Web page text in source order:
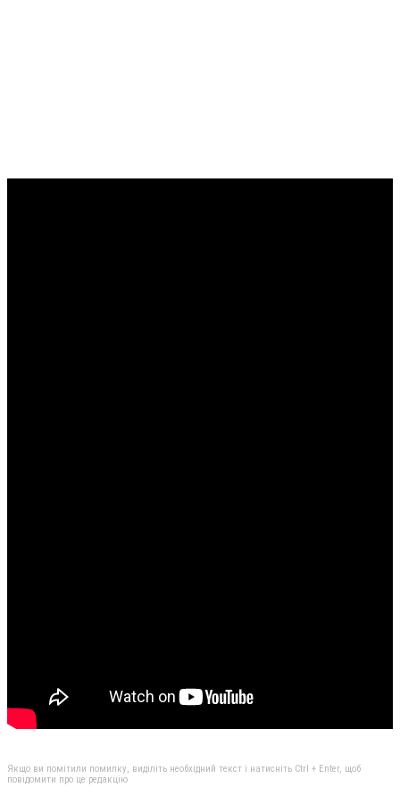
Якщо ви помітили помилку, виділіть необхідний текст і натисніть Ctrl + Enter, щоб
повідомити про це редакцію